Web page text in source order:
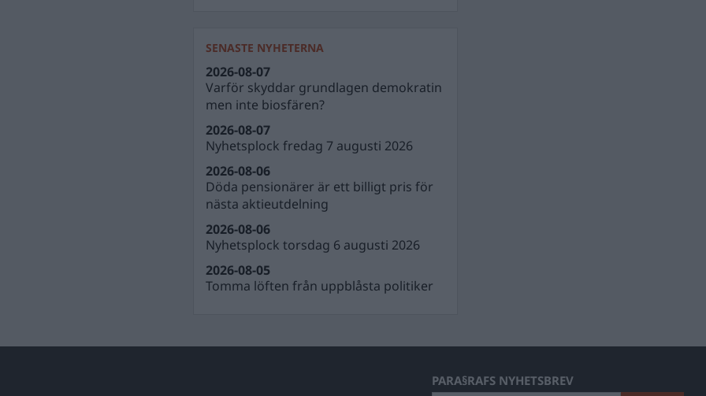
SENASTE NYHETERNA
Varför skyddar grundlagen demokratin
men inte biosfären?
2026-08-07
Nyhetsplock fredag 7 augusti 2026
2026-08-07
Döda pensionärer är ett billigt pris för
nästa aktieutdelning
2026-08-06
Nyhetsplock torsdag 6 augusti 2026
2026-08-06
Tomma löften från uppblåsta politiker
2026-08-05
PARA§RAFS NYHETSBREV